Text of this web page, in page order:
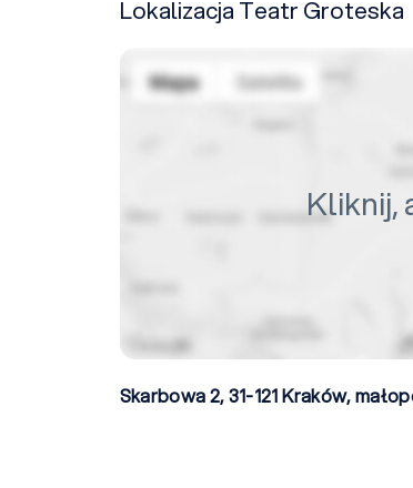
Lokalizacja Teatr Groteska
Kliknij,
Skarbowa 2, 31-121Kraków,